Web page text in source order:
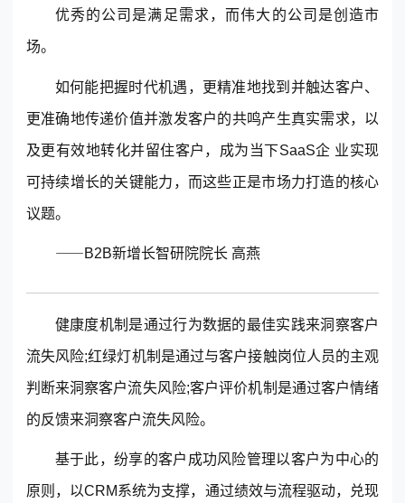
优秀的公司是满足需求，而伟大的公司是创造市
场。
如何能把握时代机遇，更精准地找到并触达客户、
更准确地传递价值并激发客户的共鸣产生真实需求，以
及更有效地转化并留住客户，成为当下SaaS企 业实现
可持续增长的关键能力，而这些正是市场力打造的核心
议题。
⸺B2B新增长智研院院长 高燕
健康度机制是通过行为数据的最佳实践来洞察客户
流失风险;红绿灯机制是通过与客户接触岗位人员的主观
判断来洞察客户流失风险;客户评价机制是通过客户情绪
的反馈来洞察客户流失风险。
基于此，纷享的客户成功风险管理以客户为中心的
原则，以CRM系统为支撑，通过绩效与流程驱动，兑现